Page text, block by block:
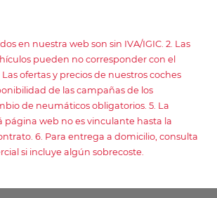
en nuestra web son sin IVA/IGIC. 2. Las
pueden no corresponder con el
ofertas y precios de nuestros coches
de las campañas de los
de neumáticos obligatorios. 5. La
página web no es vinculante hasta la
6. Para entrega a domicilio, consulta
si incluye algún sobrecoste.